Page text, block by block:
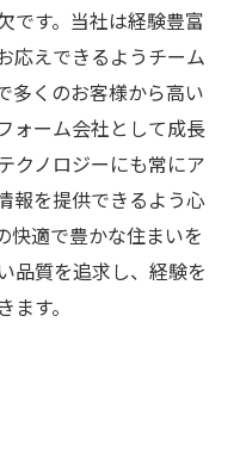
です。当社は経験豊富
応えできるようチーム
多くのお客様から高い
ォーム会社として成長
クノロジーにも常にア
報を提供できるよう心
快適で豊かな住まいを
品質を追求し、経験を
す。